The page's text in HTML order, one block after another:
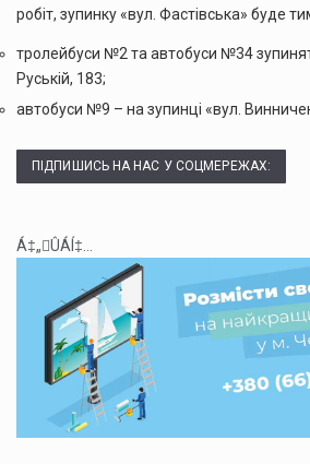
робіт, зупинку «вул. Фастівська» буде
тролейбуси №2 та автобуси №34
Руській, 183;
автобуси №9 – на зупинці «вул.
ПІДПИШИСЬ НА НАС У СОЦМЕРЕЖАХ:
Á‡„ÛÁÍ‡...